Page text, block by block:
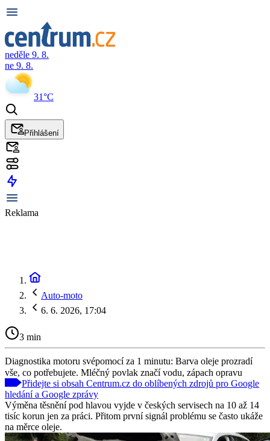
neděle 9. 8.
ne 9. 8.
31°C
Přihlášení
Reklama
Auto-moto
6. 6. 2026, 17:04
3 min
Diagnostika motoru svépomocí za 1 minutu: Barva oleje prozradí
vše, co potřebujete. Mléčný povlak značí vodu, zápach opravu
Přidejte si obsah Centrum.cz do oblíbených zdrojů pro Google
hledání a Google zprávy
Výměna těsnění pod hlavou vyjde v českých servisech na 10 až 14
tisíc korun jen za práci. Přitom první signál problému se často ukáže
na měrce oleje.